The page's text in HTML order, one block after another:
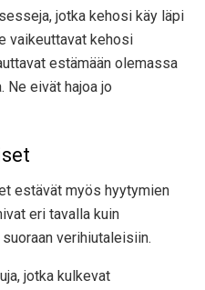
jotka kehosi käy läpi
vaikeuttavat kehosi
estämään olemassa
Ne eivät hajoa jo
estävät myös hyytymien
eri tavalla kuin
verihiutaleisiin.
jotka kulkevat